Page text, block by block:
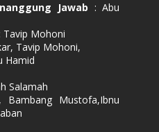
Jawab : Abu
Tavip Mohoni
Tavip Mohoni,
Hamid
Salamah
Bambang Mustofa,Ibnu